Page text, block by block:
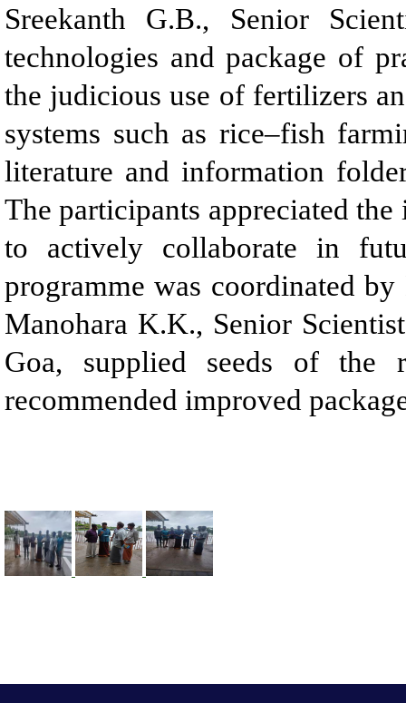
Sreekanth G.B., Senior
technologies and package of
the judicious use of fertilizers
systems such as rice–fish
literature and information
The participants appreciated
to actively collaborate in
programme was coordinated
Manohara K.K., Senior
Goa, supplied seeds of
recommended improved